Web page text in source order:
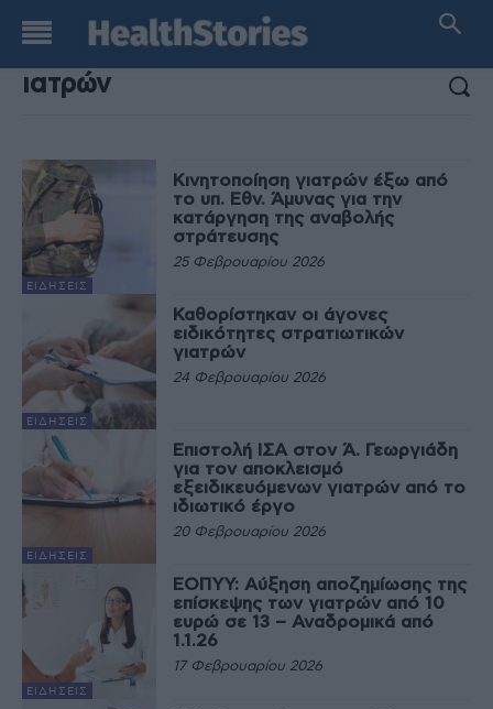
ΑΠΟΤΕΛΕΣΜΑΤΑ ΑΝΑΖΗΤΗΣΗΣ:
ΕΙΔΉΣΕΙΣ
Κινητοποίηση γιατρών έξω από
το υπ. Εθν. Άμυνας για την
κατάργηση της αναβολής
στράτευσης
25 Φεβρουαρίου 2026
ΕΙΔΉΣΕΙΣ
Καθορίστηκαν οι άγονες
ειδικότητες στρατιωτικών
γιατρών
24 Φεβρουαρίου 2026
ΕΙΔΉΣΕΙΣ
Επιστολή ΙΣΑ στον Ά. Γεωργιάδη
για τον αποκλεισμό
εξειδικευόμενων γιατρών από το
ιδιωτικό έργο
20 Φεβρουαρίου 2026
ΕΙΔΉΣΕΙΣ
ΕΟΠΥΥ: Αύξηση αποζημίωσης της
επίσκεψης των γιατρών από 10
ευρώ σε 13 – Αναδρομικά από
1.1.26
17 Φεβρουαρίου 2026